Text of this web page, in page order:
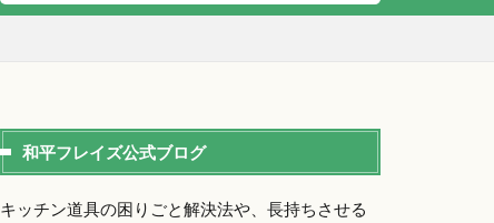
和平フレイズ公式ブログ
キッチン道具の困りごと解決法や、長持ちさせる